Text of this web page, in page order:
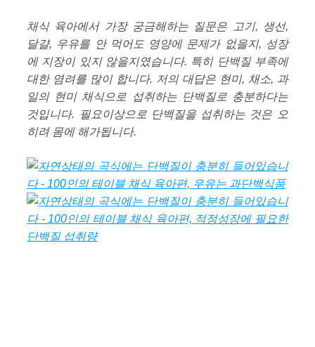
채식 육아에서 가장 궁금해하는 질문은 고기, 생선,
달걀, 우유를 안 먹어도 영양에 문제가 없을지, 성장
에 지장이 있지 않을지였습니다. 특히 단백질 부족에
대한 염려를 많이 합니다. 저의 대답은 현미, 채소, 과
일의 현미 채식으로 섭취하는 단백질로 충분하다는
것입니다. 필요이상으로 단백질을 섭취하는 것은 오
히려 몸에 해가됩니다.